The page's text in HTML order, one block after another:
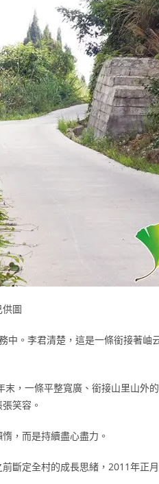
圖
中。李君清楚，這是一條銜接著
，一條平整寬廣、銜接山里山外
笑容。
，而是持續盡心盡力。
斷定全村的成長思緒，2011年正